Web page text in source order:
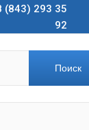
(843) 293 35
92